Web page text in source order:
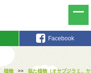
Facebook
植物 >>
似た植物（オヤブジラミ、ヤ